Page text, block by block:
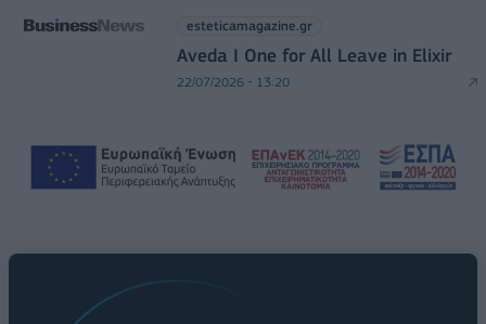
esteticamagazine.gr
Aveda I One for All Leave in Elixir
22/07/2026 - 13:20